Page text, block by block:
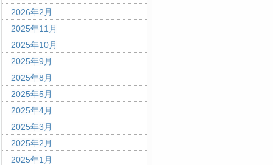
2026年2月
2025年11月
2025年10月
2025年9月
2025年8月
2025年5月
2025年4月
2025年3月
2025年2月
2025年1月